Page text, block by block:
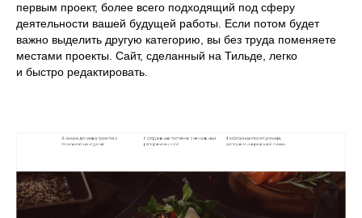
первым проект, более всего подходящий под сферу
деятельности вашей будущей работы. Если потом будет
важно выделить другую категорию, вы без труда поменяете
местами проекты. Сайт, сделанный на Тильде, легко
и быстро редактировать.